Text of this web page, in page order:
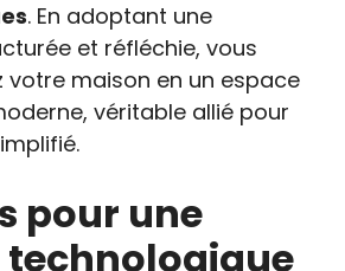
. En adoptant une
et réfléchie, vous
maison en un espace
véritable allié pour
pour une